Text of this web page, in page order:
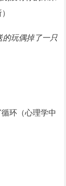
的玩偶掉了一只
环（心理学中